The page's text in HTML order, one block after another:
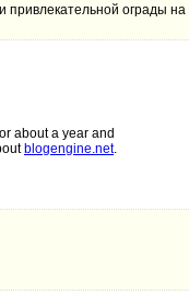
ограды
about a year and
blogengine.net.